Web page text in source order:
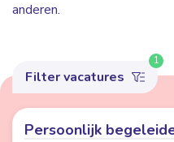
anderen.
Filter vacatures
1
Persoonlijk